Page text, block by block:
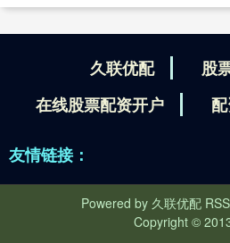
久联优配
股
在线股票配资开户
友情链接：
Powered by 久联优配
Copyright ©